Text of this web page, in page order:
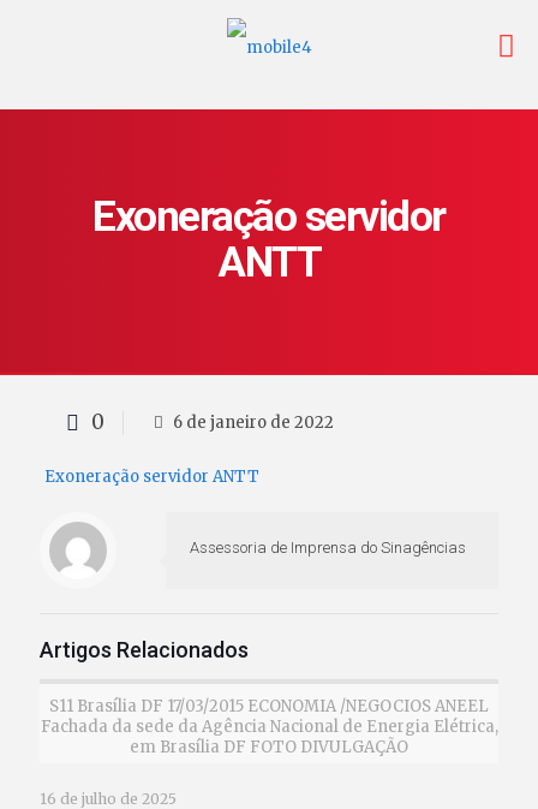
Exoneração servidor
ANTT
0 6 de janeiro de 2022
Exoneração servidor ANTT
Assessoria de Imprensa do Sinagências
Artigos Relacionados
S11 Brasília DF 17/03/2015 ECONOMIA /NEGOCIOS ANEEL
Fachada da sede da Agência Nacional de Energia Elétrica,
em Brasília DF FOTO DIVULGAÇÃO
16 de julho de 2025